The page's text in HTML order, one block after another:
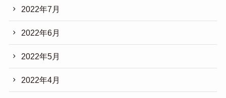
2022年7月
2022年6月
2022年5月
2022年4月